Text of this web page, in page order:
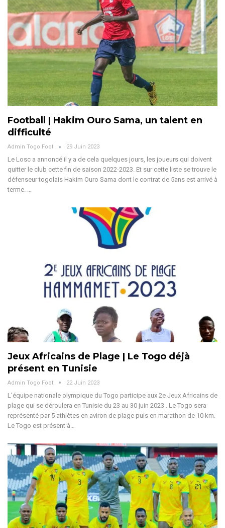
Football | Hakim Ouro Sama, un talent en
difficulté
Admin Togo Foot 29 Juin 2023
Le Losc a annoncé il y a de cela quelques jours, les joueurs qui doivent
quitter le club cette fin de saison 2022-2023. Et sur cette liste se trouve le
défenseur togolais Hakim Ouro Sama dont le contrat de 5ans est arrivé à
terme. …
Jeux Africains de Plage | Le Togo déjà
présent en Tunisie
Admin Togo Foot 22 Juin 2023
L'équipe nationale olympique du Togo participe aux 2e Jeux Africains de
plage qui se déroulera en Tunisie du 23 au 30 juin 2023 . Le Togo sera
représenté par 5 athlètes en aviron de plage puis en marathon de 10 km.
Le Togo est présent à…